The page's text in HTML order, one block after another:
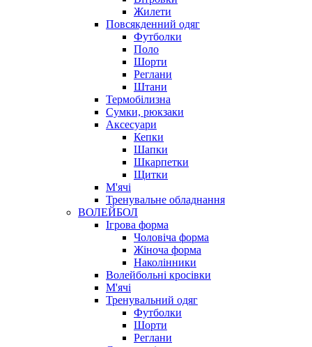
Жилети
Повсякденний одяг
Футболки
Поло
Шорти
Реглани
Штани
Термобілизна
Сумки, рюкзаки
Аксесуари
Кепки
Шапки
Шкарпетки
Щитки
М'ячі
Тренувальне обладнання
ВОЛЕЙБОЛ
Ігрова форма
Чоловіча форма
Жіноча форма
Наколінники
Волейбольні кросівки
М'ячі
Тренувальний одяг
Футболки
Шорти
Реглани